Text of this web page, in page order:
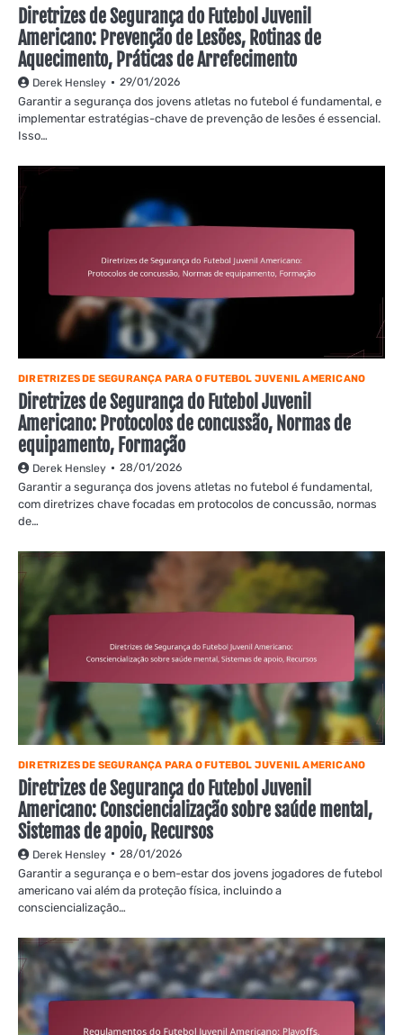
Diretrizes de Segurança do Futebol Juvenil
Americano: Prevenção de Lesões, Rotinas de
Aquecimento, Práticas de Arrefecimento
Derek Hensley 29/01/2026
Garantir a segurança dos jovens atletas no futebol é fundamental, e
implementar estratégias-chave de prevenção de lesões é essencial.
Isso…
DIRETRIZES DE SEGURANÇA PARA O FUTEBOL JUVENIL AMERICANO
Diretrizes de Segurança do Futebol Juvenil
Americano: Protocolos de concussão, Normas de
equipamento, Formação
Derek Hensley 28/01/2026
Garantir a segurança dos jovens atletas no futebol é fundamental,
com diretrizes chave focadas em protocolos de concussão, normas
de…
DIRETRIZES DE SEGURANÇA PARA O FUTEBOL JUVENIL AMERICANO
Diretrizes de Segurança do Futebol Juvenil
Americano: Consciencialização sobre saúde mental,
Sistemas de apoio, Recursos
Derek Hensley 28/01/2026
Garantir a segurança e o bem-estar dos jovens jogadores de futebol
americano vai além da proteção física, incluindo a
consciencialização…